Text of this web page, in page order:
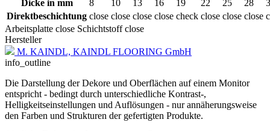
Dicke in mm
8 10 13 16 19 22 25 28
Direktbeschichtung close close close close check close close close
Arbeitsplatte close Schichtstoff close
Hersteller
M. KAINDL, KAINDL FLOORING GmbH
info_outline
Die Darstellung der Dekore und Oberflächen auf einem Monitor
entspricht - bedingt durch unterschiedliche Kontrast-,
Helligkeitseinstellungen und Auflösungen - nur annäherungsweise
den Farben und Strukturen der gefertigten Produkte.